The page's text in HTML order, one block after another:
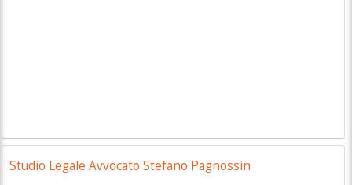
Studio Legale Avvocato Stefano Pagnossin